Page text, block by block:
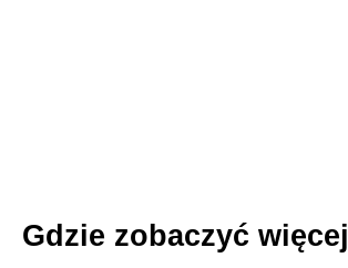
Gdzie zobaczyć więcej